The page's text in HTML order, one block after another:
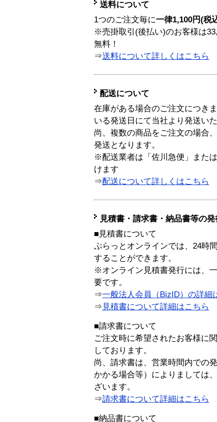
送料について
1つのご注文毎に一律1,100円(税
※売掛取引(後払い)のお客様は
無料！
⇒送料について詳しくはこちら
配送について
在庫がある場合のご注文につき
いる発送日にて当社より発送い
尚、複数の商品をご注文の場合
発送となります。
※配送業者は「佐川急便」また
けます
⇒配送について詳しくはこちら
見積書・請求書・納品書等の
■見積書について
ぷらっとオンラインでは、24時
することができます。
※オンライン見積書発行には、
要です。
⇒一般法人会員（BizID）の詳細
⇒ 見積書について詳細はこちら
■請求書について
ご注文時に希望されたお客様に
しております。
尚、請求書は、営業時間内での
かかる場合等）によりましては
ざいます。
⇒請求書について詳細はこちら
■納品書について